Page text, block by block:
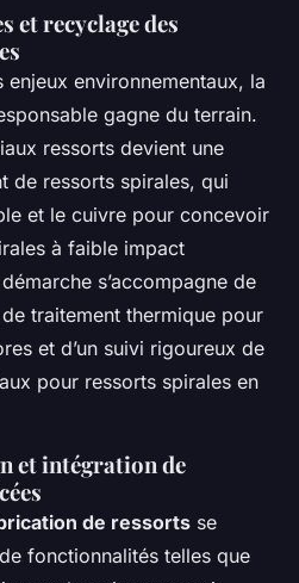
et recyclage des
enjeux environnementaux, la
gagne du terrain.
ressorts devient une
de ressorts spirales, qui
et le cuivre pour concevoir
à faible impact
s’accompagne de
traitement thermique pour
et d’un suivi rigoureux de
pour ressorts spirales en
et intégration de
de ressorts se
fonctionnalités telles que